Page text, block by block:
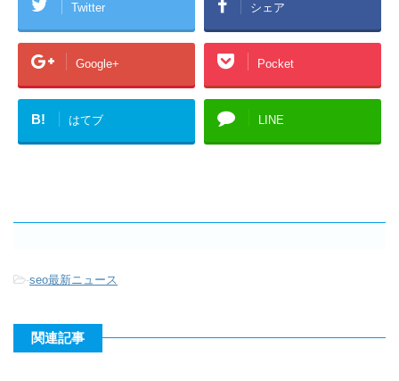
Twitter シェア
Google+ Pocket
B! はてブ LINE
-seo最新ニュース
関連記事